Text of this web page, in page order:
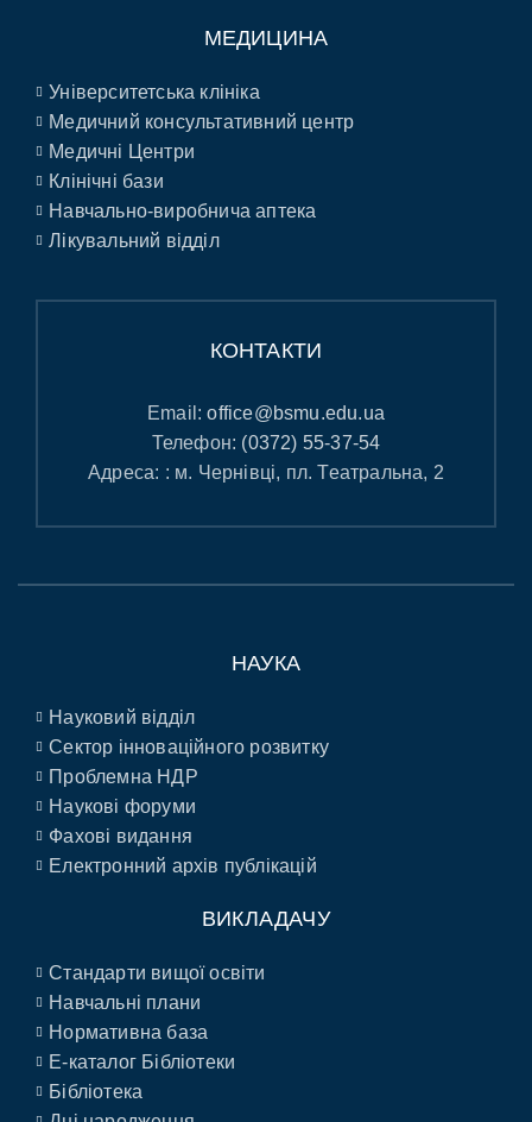
МЕДИЦИНА
Університетська клініка
Медичний консультативний центр
Медичні Центри
Клінічні бази
Навчально-виробнича аптека
Лікувальний відділ
КОНТАКТИ
Email:office@bsmu.edu.ua
Телефон: (0372) 55-37-54
Адреса: : м. Чернівці, пл. Театральна, 2
НАУКА
Науковий відділ
Сектор інноваційного розвитку
Проблемна НДР
Наукові форуми
Фахові видання
Електронний архів публікацій
ВИКЛАДАЧУ
Стандарти вищої освіти
Навчальні плани
Нормативна база
E-каталог Бібліотеки
Бібліотека